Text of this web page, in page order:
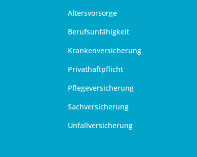
Altersvorsorge
Berufsunfähigkeit
Krankenversicherung
Privathaftpflicht
Pflegeversicherung
Sachversicherung
Unfallversicherung